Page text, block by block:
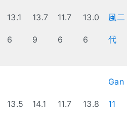
13.1
6
13.7
9
11.7
6
13.0
6
風二
代
13.5 14.1 11.7 13.8
Gan
11